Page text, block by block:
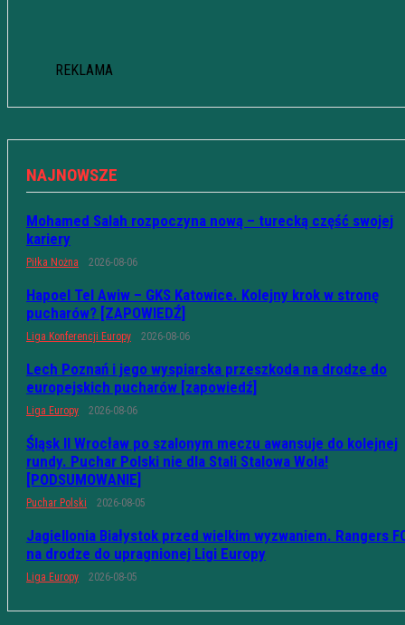
REKLAMA
NAJNOWSZE
Mohamed Salah rozpoczyna nową – turecką część swojej
kariery
Piłka Nożna 2026-08-06
Hapoel Tel Awiw – GKS Katowice. Kolejny krok w stronę
pucharów? [ZAPOWIEDŹ]
Liga Konferencji Europy 2026-08-06
Lech Poznań i jego wyspiarska przeszkoda na drodze do
europejskich pucharów [zapowiedź]
Liga Europy 2026-08-06
Śląsk II Wrocław po szalonym meczu awansuje do kolejnej
rundy. Puchar Polski nie dla Stali Stalowa Wola!
[PODSUMOWANIE]
Puchar Polski 2026-08-05
Jagiellonia Białystok przed wielkim wyzwaniem. Rangers
na drodze do upragnionej Ligi Europy
Liga Europy 2026-08-05